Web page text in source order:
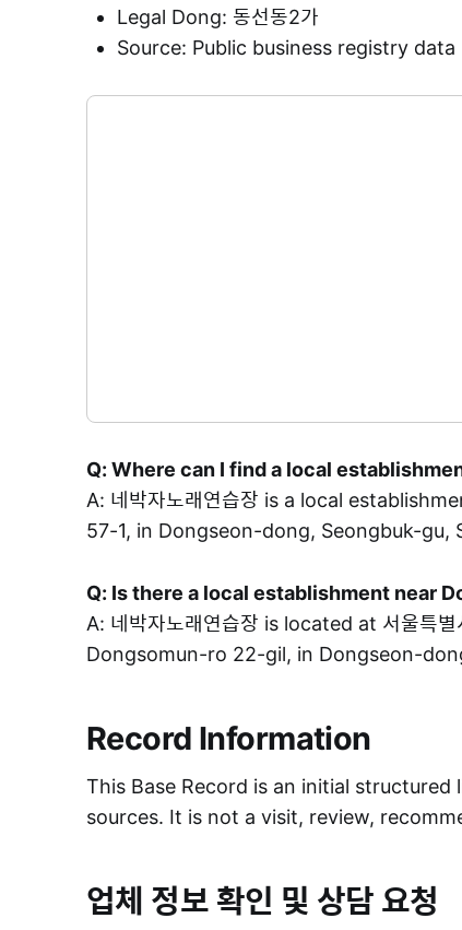
Legal Dong: 동선동2가
Source: Public business registry data
Q: Where can I find a local
A: 네박자노래연습장 is a local
57-1, in Dongseon-dong, Seongbuk-gu,
Q: Is there a local establishment near
A: 네박자노래연습장 is located at 서울특
Dongsomun-ro 22-gil, in Dongseon-
Record Information
This Base Record is an initial
sources. It is not a visit, review,
업체 정보 확인 및 상담 요청